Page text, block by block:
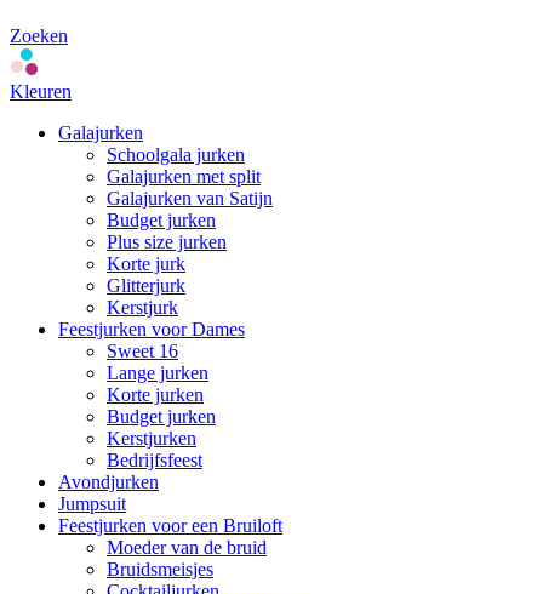
Zoeken
Kleuren
Galajurken
Schoolgala jurken
Galajurken met split
Galajurken van Satijn
Budget jurken
Plus size jurken
Korte jurk
Glitterjurk
Kerstjurk
Feestjurken voor Dames
Sweet 16
Lange jurken
Korte jurken
Budget jurken
Kerstjurken
Bedrijfsfeest
Avondjurken
Jumpsuit
Feestjurken voor een Bruiloft
Moeder van de bruid
Bruidsmeisjes